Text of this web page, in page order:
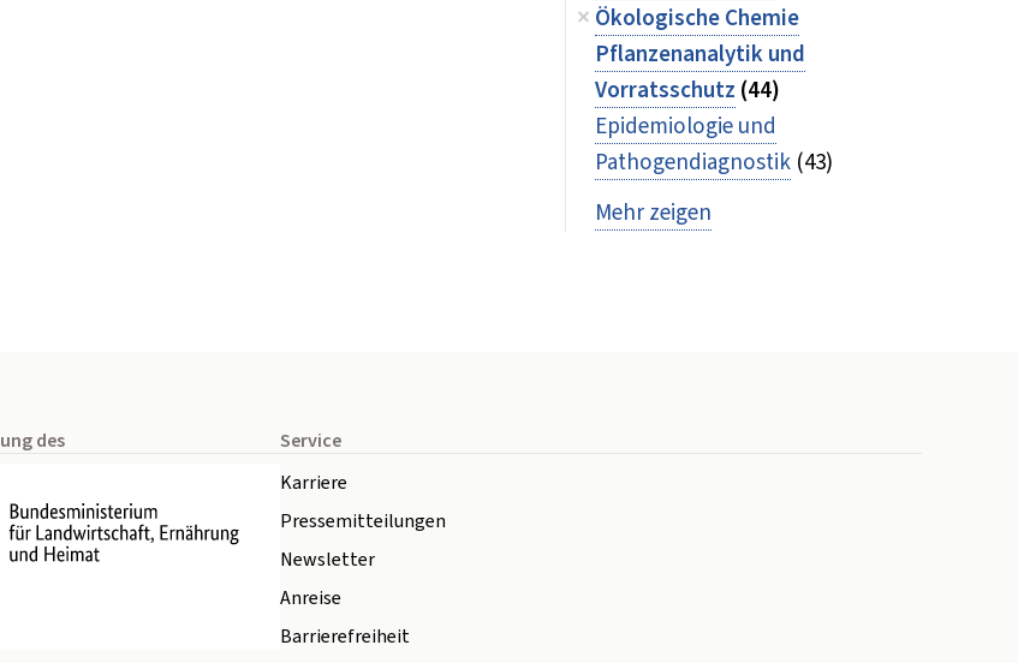
Ökologische Chemie
Pflanzenanalytik und
Vorratsschutz (44)
Epidemiologie und
Pathogendiagnostik (43)
Mehr zeigen
des
Service
Karriere
Pressemitteilungen
Newsletter
Anreise
Barrierefreiheit